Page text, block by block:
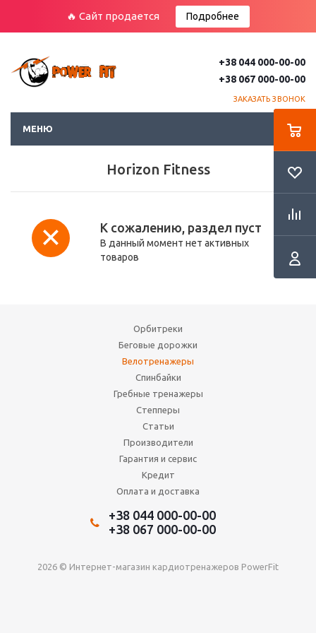
🔥 Сайт продается Подробнее
+38 044 000-00-00
+38 067 000-00-00
ЗАКАЗАТЬ ЗВОНОК
МЕНЮ
Horizon Fitness
К сожалению, раздел пуст
В данный момент нет активных
товаров
Орбитреки
Беговые дорожки
Велотренажеры
Спинбайки
Гребные тренажеры
Степперы
Статьи
Производители
Гарантия и сервис
Кредит
Оплата и доставка
+38 044 000-00-00
+38 067 000-00-00
2026 © Интернет-магазин кардиотренажеров PowerFit